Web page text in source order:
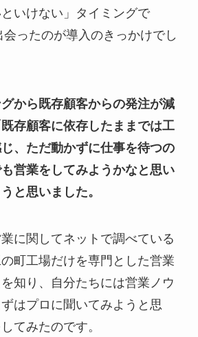
いけない」タイミングで
会ったのが導入のきっかけでし
から既存顧客からの発注が減
存顧客に依存したままでは工
、ただ動かずに仕事を待つの
営業をしてみようかなと思い
と思いました。
に関してネットで調べている
町工場だけを専門とした営業
知り、自分たちには営業ノウ
はプロに聞いてみようと思
てみたのです。